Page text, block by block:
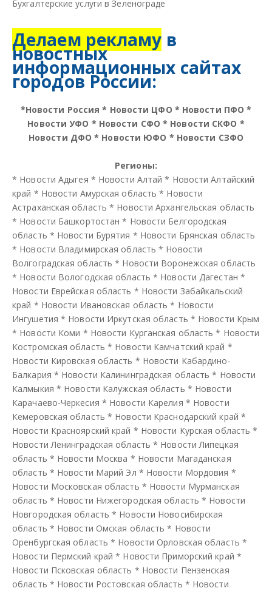
Бухгалтерские услуги в Зеленограде
Делаем рекламу в
новостных
информационных сайтах
городов России:
*Новости Россия * Новости ЦФО * Новости ПФО *
Новости УФО * Новости СФО * Новости СКФО *
Новости ДФО * Новости ЮФО * Новости СЗФО
Регионы:
* Новости Адыгея * Новости Алтай * Новости Алтайский
край * Новости Амурская область * Новости
Астраханская область * Новости Архангельская область
* Новости Башкортостан * Новости Белгородская
область * Новости Бурятия * Новости Брянская область
* Новости Владимирская область * Новости
Волгоградская область * Новости Воронежская область
* Новости Вологодская область * Новости Дагестан *
Новости Еврейская область * Новости Забайкальский
край * Новости Ивановская область * Новости
Ингушетия * Новости Иркутская область * Новости Крым
* Новости Коми * Новости Курганская область * Новости
Костромская область * Новости Камчатский край *
Новости Кировская область * Новости Кабардино-
Балкария * Новости Калининградская область * Новости
Калмыкия * Новости Калужская область * Новости
Карачаево-Черкесия * Новости Карелия * Новости
Кемеровская область * Новости Краснодарский край *
Новости Красноярский край * Новости Курская область *
Новости Ленинградская область * Новости Липецкая
область * Новости Москва * Новости Магаданская
область * Новости Марий Эл * Новости Мордовия *
Новости Московская область * Новости Мурманская
область * Новости Нижегородская область * Новости
Новгородская область * Новости Новосибирская
область * Новости Омская область * Новости
Оренбургская область * Новости Орловская область *
Новости Пермский край * Новости Приморский край *
Новости Псковская область * Новости Пензенская
область * Новости Ростовская область * Новости